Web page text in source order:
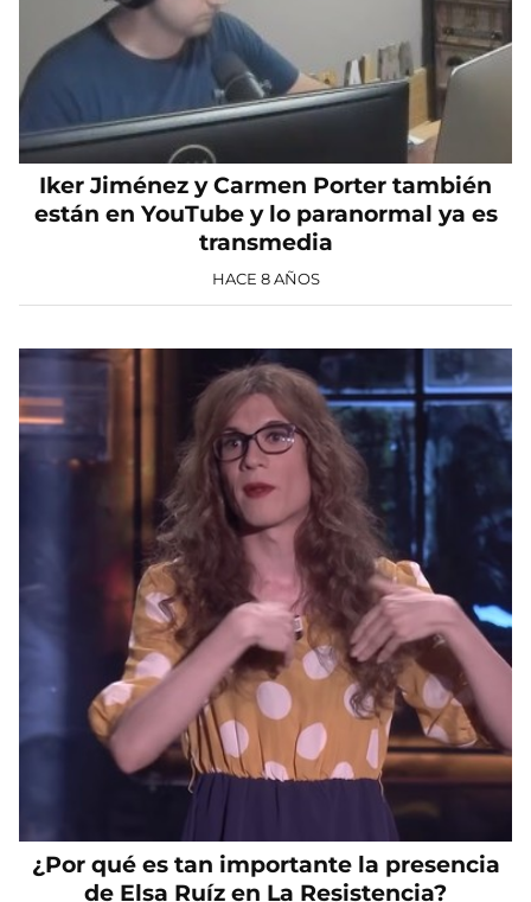
Iker Jiménez y Carmen Porter también
están en YouTube y lo paranormal ya es
transmedia
HACE 8 AÑOS
¿Por qué es tan importante la presencia
de Elsa Ruíz en La Resistencia?